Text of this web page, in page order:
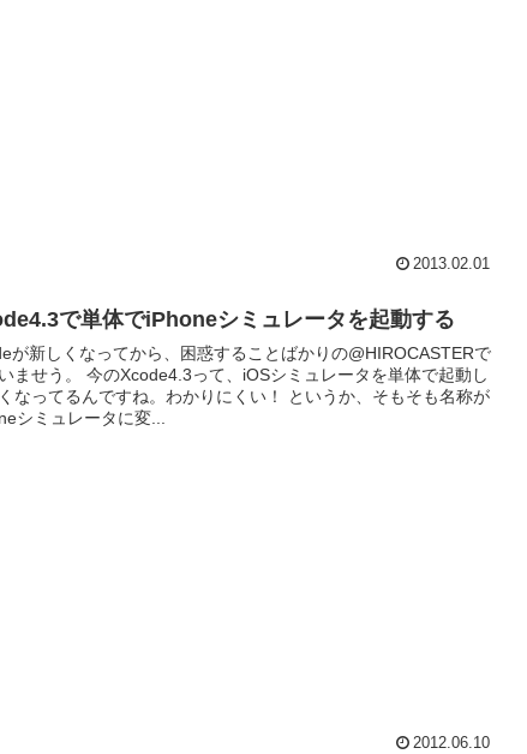
2013.02.01
で単体でiPhoneシミュレータを起動する
が新しくなってから、困惑することばかりの@HIROCASTERで
ませう。 今のXcode4.3って、iOSシミュレータを単体で起動し
なってるんですね。わかりにくい！ というか、そもそも名称が
シミュレータに変...
2012.06.10